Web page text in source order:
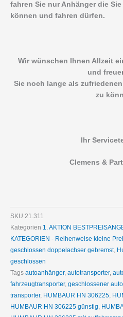
fahren Sie nur Anhänger die
können und fahren dürfen.
Wir wünschen Ihnen Allzeit
und
Sie noch lange als
zu
Ihr
Clemens &
SKU 21.311
Kategorien 1. AKTION
KATEGORIEN - Reihenweise kleine
geschlossen doppelachser gebremst,
geschlossen
Tags autoanhänger, autotransporter,
fahrzeugtransporter, geschlossener
transporter, HUMBAUR HN 306225,
HUMBAUR HN 306225 günstig,